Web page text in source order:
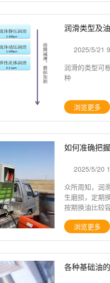
润滑类型及
2025/5/21
润滑的类型可
种
浏览更多
如何准确把
2025/5/20
众所周知，润
生磨损，定期
按期换油比较
浏览更多
各种基础油